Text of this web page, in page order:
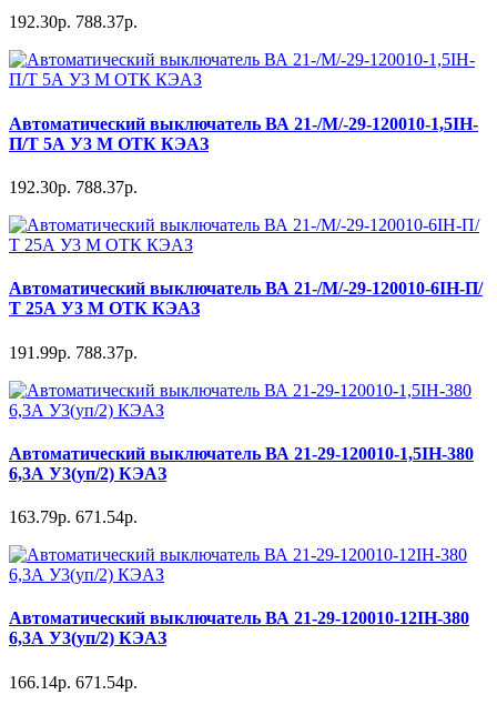
192.30р. 788.37р.
Автоматический выключатель ВА 21-/М/-29-120010-1,5IH-
П/Т 5А У3 М ОТК КЭАЗ
192.30р. 788.37р.
Автоматический выключатель ВА 21-/М/-29-120010-6IH-П/
Т 25А У3 М ОТК КЭАЗ
191.99р. 788.37р.
Автоматический выключатель ВА 21-29-120010-1,5IH-380
6,3А У3(уп/2) КЭАЗ
163.79р. 671.54р.
Автоматический выключатель ВА 21-29-120010-12IH-380
6,3А У3(уп/2) КЭАЗ
166.14р. 671.54р.